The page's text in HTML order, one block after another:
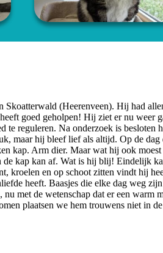
(Heerenveen). Hij had
goed geholpen! Hij ziet er nu weer
reguleren. Na onderzoek is
maar hij bleef lief als altijd. Op de
kap. Arm dier. Maar wat hij ook
kap kan af. Wat is hij blij! Eindelijk
kroelen en op schoot zitten vindt hij
heeft. Baasjes die elke dag weg
met de wetenschap dat er een warm
plaatsen we hem trouwens niet in